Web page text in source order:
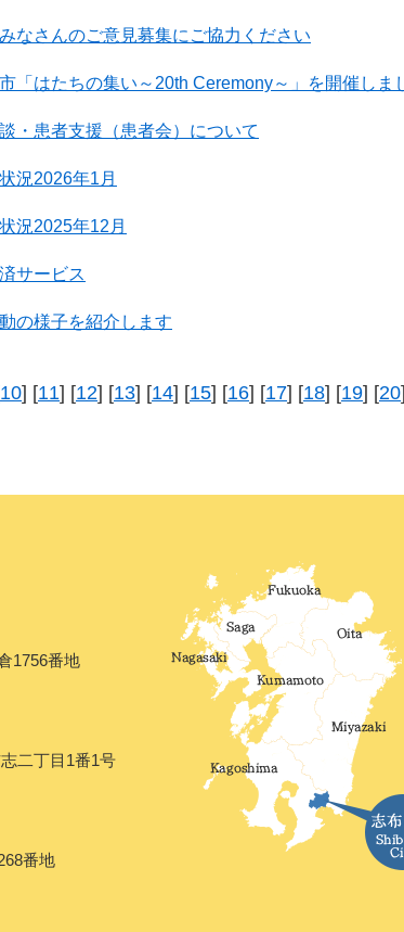
なさんのご意見募集にご協力ください
「はたちの集い～20th Ceremony～」を開催しま
・患者支援（患者会）について
況2026年1月
況2025年12月
サービス
の様子を紹介します
10] [11] [12] [13] [14] [15] [16] [17] [18] [19] [20
1756番地
二丁目1番1号
番地